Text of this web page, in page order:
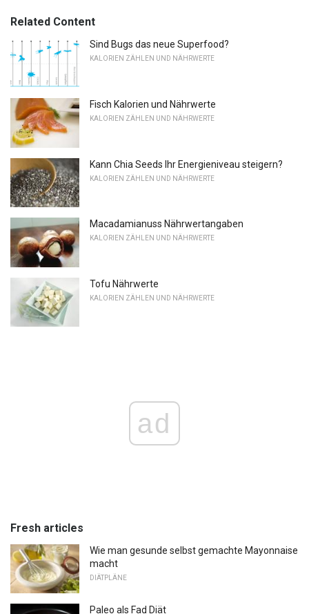
Related Content
Sind Bugs das neue Superfood?
KALORIEN ZÄHLEN UND NÄHRWERTE
Fisch Kalorien und Nährwerte
KALORIEN ZÄHLEN UND NÄHRWERTE
Kann Chia Seeds Ihr Energieniveau steigern?
KALORIEN ZÄHLEN UND NÄHRWERTE
Macadamianuss Nährwertangaben
KALORIEN ZÄHLEN UND NÄHRWERTE
Tofu Nährwerte
KALORIEN ZÄHLEN UND NÄHRWERTE
ad
Fresh articles
Wie man gesunde selbst gemachte Mayonnaise
macht
DIÄTPLÄNE
Paleo als Fad Diät